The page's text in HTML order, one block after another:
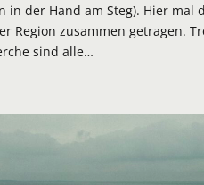
in der Hand am Steg). Hier mal
Region zusammen getragen.
sind alle…